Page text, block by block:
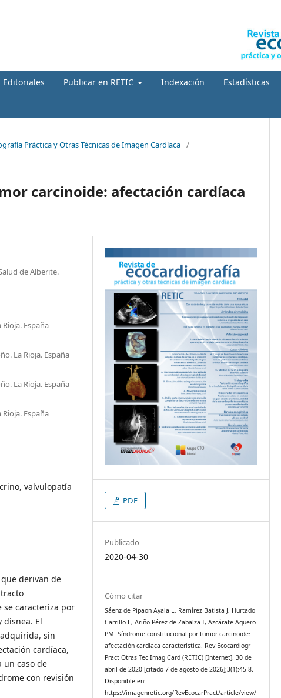
Editoriales Publicar en RETIC Indexación Estadísticas
Práctica y Otras Técnicas de Imagen Cardíaca /
carcinoide: afectación cardíaca
de Alberite.
España
La Rioja. España
La Rioja. España
España
valvulopatía
derivan de
caracteriza por
disnea. El
sin
cardíaca,
un caso de
con revisión
PDF
Publicado
2020-04-30
Cómo citar
Sáenz de Pipaon Ayala L, Ramírez Batista J, Hurtado
Carrillo L, Ariño Pérez de Zabalza I, Azcárate Agüero
PM. Síndrome constitucional por tumor carcinoide:
afectación cardíaca característica. Rev Ecocardiogr
Pract Otras Tec Imag Card (RETIC) [Internet]. 30 de
abril de 2020 [citado 7 de agosto de 2026];3(1):45-8.
Disponible en:
https://imagenretic.org/RevEcocarPract/article/view/